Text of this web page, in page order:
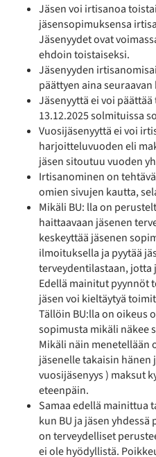
Jäsen voi irtisanoa
jäsensopimuksensa
Jäsenyydet ovat
ehdoin toistaiseksi.
Jäsenyyden
päättyen aina
Jäsenyyttä ei voi
13.12.2025 solmituissa
Vuosijäsenyyttä ei voi
harjoitteluvuoden eli
jäsen sitoutuu vuoden
Irtisanominen on
omien sivujen kautta,
Mikäli BU: lla on
haittaavaan jäsenen
keskeyttää jäsenen
ilmoituksella ja pyytää
terveydentilastaan, jotta
Edellä mainitut pyynnöt
jäsen voi kieltäytyä
Tällöin BU:lla on oikeus
sopimusta mikäli näkee
Mikäli näin menetellään
jäsenelle takaisin hänen
vuosijäsenyys ) maksut
eteenpäin.
Samaa edellä mainittua
kun BU ja jäsen
on terveydelliset
ei ole hyödyllistä.